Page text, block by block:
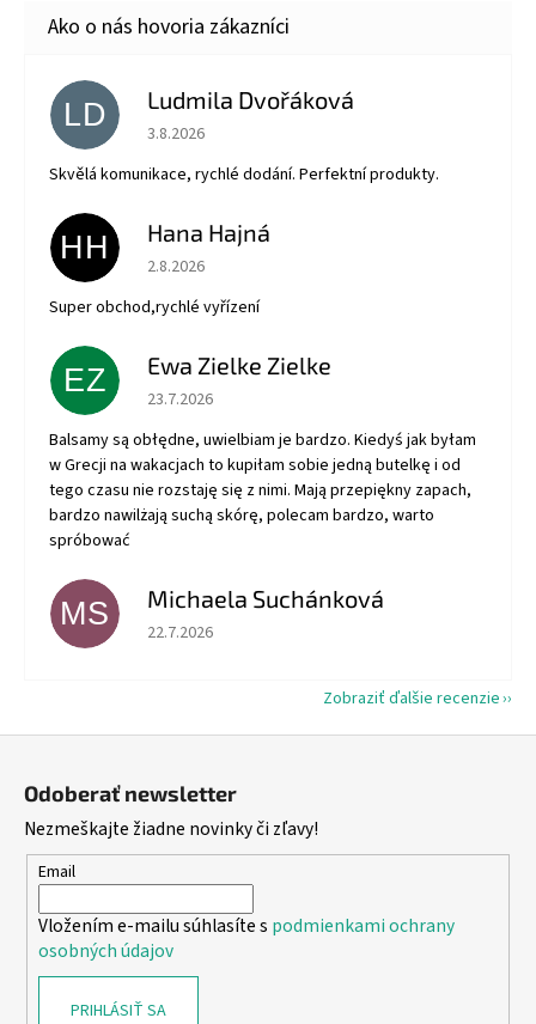
LD Ludmila Dvořáková
Hodnotenie obchodu je 5 z 5 hviezdičiek.
3.8.2026
Skvělá komunikace, rychlé dodání. Perfektní produkty.
HH Hana Hajná
Hodnotenie obchodu je 5 z 5 hviezdičiek.
2.8.2026
Super obchod,rychlé vyřízení
EZ Ewa Zielke Zielke
Hodnotenie obchodu je 5 z 5 hviezdičiek.
23.7.2026
Balsamy są obłędne, uwielbiam je bardzo. Kiedyś jak byłam
w Grecji na wakacjach to kupiłam sobie jedną butelkę i od
tego czasu nie rozstaję się z nimi. Mają przepiękny zapach,
bardzo nawilżają suchą skórę, polecam bardzo, warto
spróbować
MS Michaela Suchánková
Hodnotenie obchodu je 5 z 5 hviezdičiek.
22.7.2026
Zobraziť ďalšie recenzie
Odoberať newsletter
Nezmeškajte žiadne novinky či zľavy!
Email
Vložením e-mailu súhlasíte s podmienkami ochrany
osobných údajov
PRIHLÁSIŤ SA